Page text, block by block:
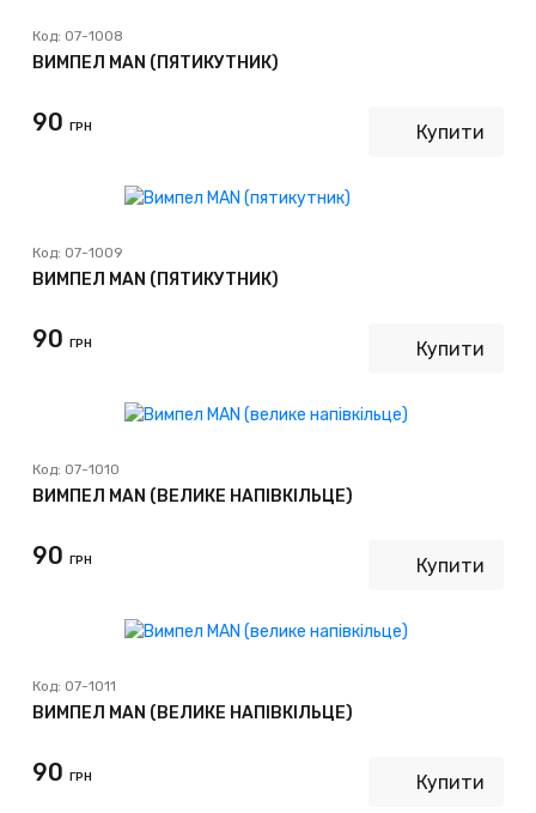
Код: 07-1008
ВИМПЕЛ MAN (ПЯТИКУТНИК)
90 ГРН Купити
Код: 07-1009
ВИМПЕЛ MAN (ПЯТИКУТНИК)
90 ГРН Купити
Код: 07-1010
ВИМПЕЛ MAN (ВЕЛИКЕ НАПІВКІЛЬЦЕ)
90 ГРН Купити
Код: 07-1011
ВИМПЕЛ MAN (ВЕЛИКЕ НАПІВКІЛЬЦЕ)
90 ГРН Купити